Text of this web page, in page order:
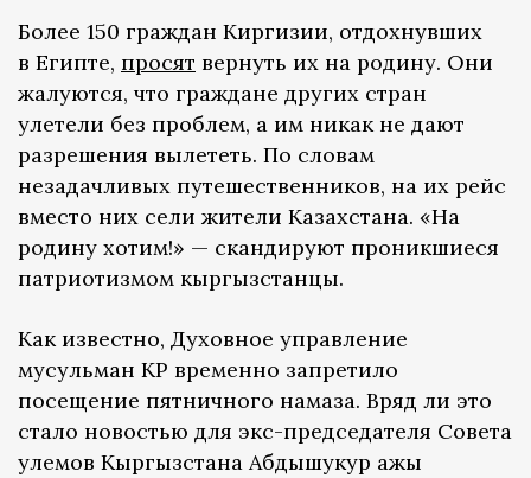
Более 150 граждан Киргизии, отдохнувших
в Египте, просят вернуть их на родину. Они
жалуются, что граждане других стран
улетели без проблем, а им никак не дают
разрешения вылететь. По словам
незадачливых путешественников, на их рейс
вместо них сели жители Казахстана. «На
родину хотим!» — скандируют проникшиеся
патриотизмом кыргызстанцы.
Как известно, Духовное управление
мусульман КР временно запретило
посещение пятничного намаза. Вряд ли это
стало новостью для экс-председателя Совета
улемов Кыргызстана Абдышукур ажы